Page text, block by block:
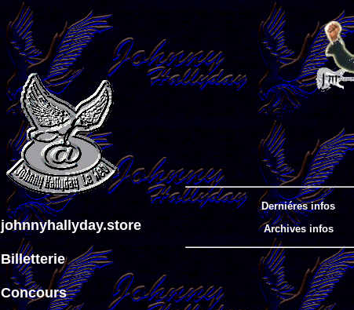
Derniéres infos
Archives infos
johnnyhallyday.store
Billetterie
Concours